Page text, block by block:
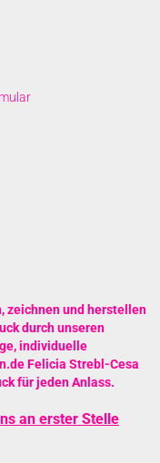
zeichnen und herstellen
durch unseren
individuelle
Felicia Strebl-Cesa
für jeden Anlass.
an erster Stelle